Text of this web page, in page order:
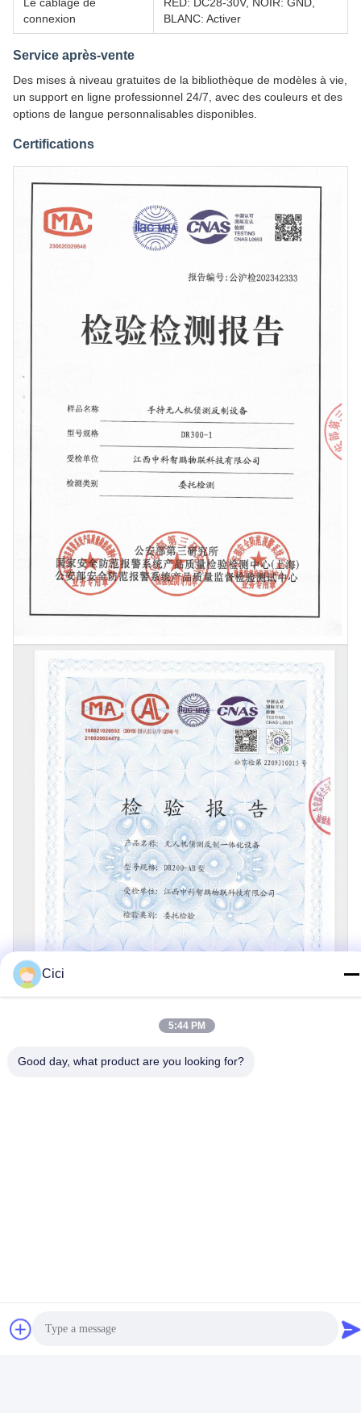
connexion
BLANC: Activer
Service après-vente
Des mises à niveau gratuites de la bibliothèque de modèles à vie,
un support en ligne professionnel 24/7, avec des couleurs et des
options de langue personnalisables disponibles.
Certifications
Cici
5:44 PM
Good day, what product are you looking for?